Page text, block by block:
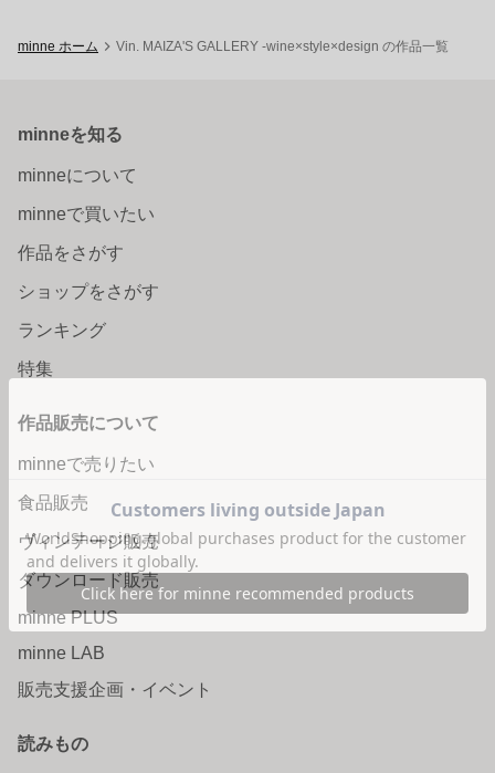
minne ホーム Vin. MAIZA'S GALLERY -wine×style×design の作品一覧
minneを知る
minneについて
minneで買いたい
作品をさがす
ショップをさがす
ランキング
特集
作品販売について
minneで売りたい
食品販売
ヴィンテージ販売
ダウンロード販売
minne PLUS
minne LAB
販売支援企画・イベント
読みもの